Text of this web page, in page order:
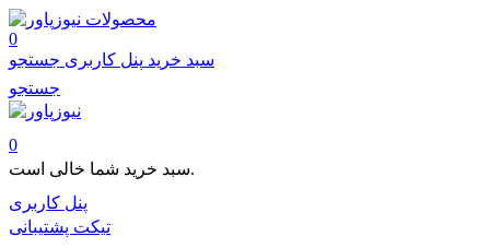
محصولات
0
سبد خرید پنل کاربری جستجو
جستجو
0
سبد خرید شما خالی است.
پنل کاربری
تیکت پشتیبانی